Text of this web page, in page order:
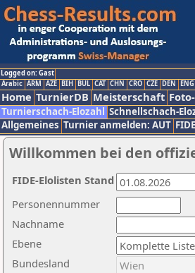
Logged on: Gast
Arabic ARM AZE BIH BUL CAT CHN CRO CZE DEN ENG
Home TurnierDB Meisterschaft
Turnierschach-Elozahl Schnellschach-
Allgemeines Turnier anmelden: AUT FIDE
Willkommen bei den
Nachname
Ebene
Personennummer
Bundesland
FIDE-Elolisten Stand